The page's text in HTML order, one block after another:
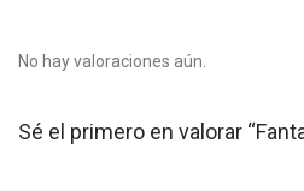
No hay valoraciones aún.
Sé el primero en valorar